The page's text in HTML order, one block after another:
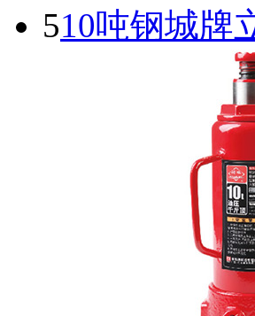
510吨钢城牌